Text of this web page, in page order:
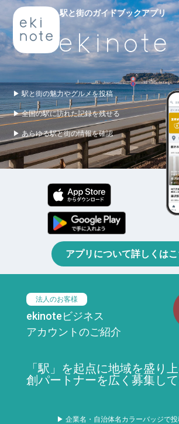
駅と街のガイドブックアプリ
▶ 駅と街の魅力やグルメを投稿
▶ 全国の駅に訪れた記録を残せる
▶ あらゆる駅と街の情報を確認
アプリについて詳しくは
法人のお客様
ekinoteビジネス
アカウントのご紹介
「駅」を起点に地域を盛り
創パートナーを広く募集して
▶ 企業名・自治体名カラーバッジで投